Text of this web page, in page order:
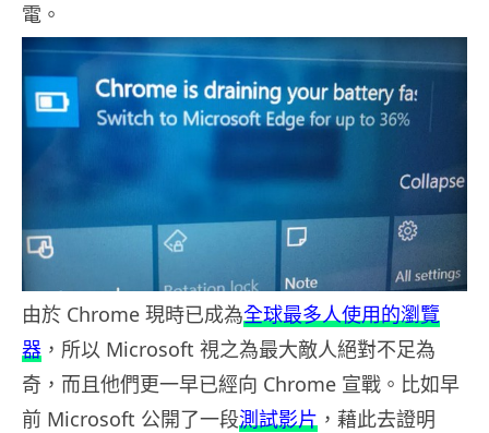
電。
由於 Chrome 現時已成為全球最多人使用的瀏覽
器 ，所以 Microsoft 視之為最大敵人絕對不足為
奇，而且他們更一早已經向 Chrome 宣戰。比如早
前 Microsoft 公開了一段測試影片 ，藉此去證明